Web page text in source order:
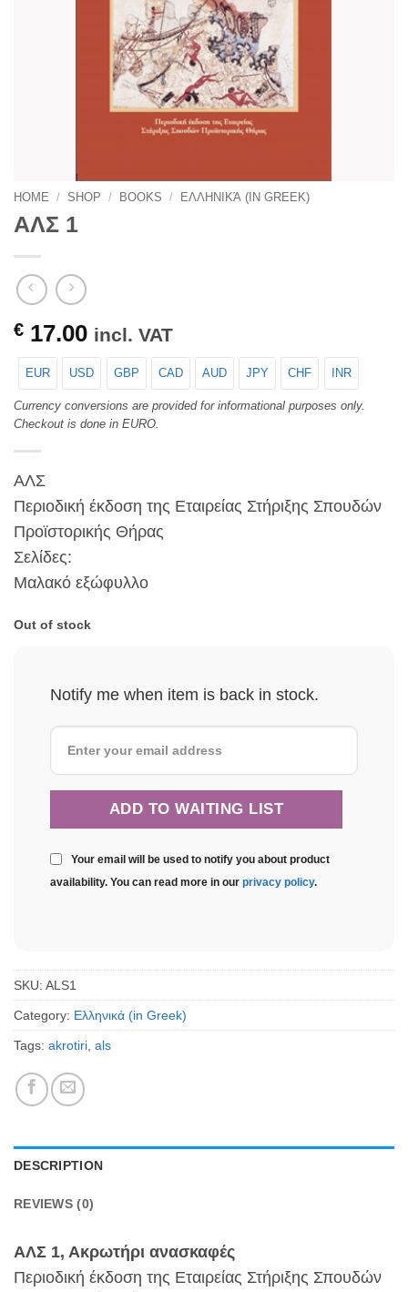
HOME / SHOP / BOOKS / ΕΛΛΗΝΙΚΆ (IN GREEK)
ΑΛΣ 1
€ 17.00 incl. VAT
EUR USD GBP CAD AUD JPY CHF INR
Currency conversions are provided for informational purposes only.
Checkout is done in EURO.
ΑΛΣ
Περιοδική έκδοση της Εταιρείας Στήριξης Σπουδών
Προϊστορικής Θήρας
Σελίδες:
Μαλακό εξώφυλλο
Out of stock
Notify me when item is back in stock.
Your email will be used to notify you about product
availability. You can read more in our privacy policy.
SKU: ALS1
Category: Ελληνικά (in Greek)
Tags: akrotiri, als
DESCRIPTION
REVIEWS (0)
ΑΛΣ 1, Ακρωτήρι ανασκαφές
Περιοδική έκδοση της Εταιρείας Στήριξης Σπουδών